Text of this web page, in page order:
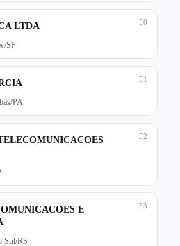
50
LTDA
SP
51
PA
52
53
E
Sul/RS